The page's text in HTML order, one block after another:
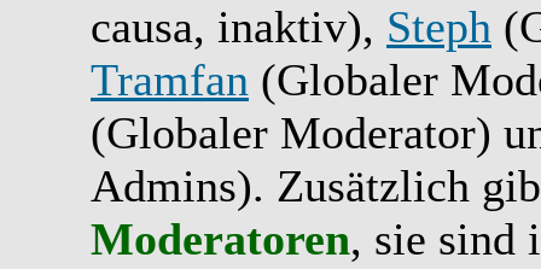
causa, inaktiv), Steph
Tramfan (Globaler
(Globaler Moderator)
Admins). Zusätzlich
Moderatoren, sie sind